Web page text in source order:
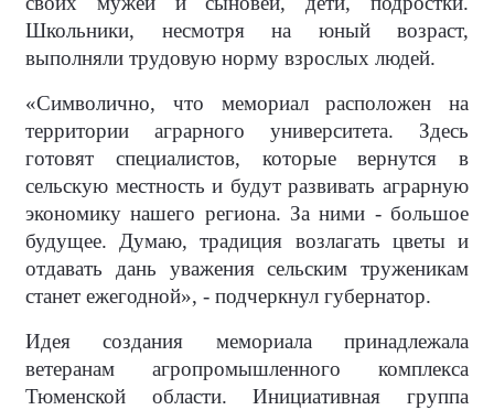
Школьники, несмотря на юный возраст,
выполняли трудовую норму взрослых людей.
«Символично, что мемориал расположен на
территории аграрного университета. Здесь
готовят специалистов, которые вернутся в
сельскую местность и будут развивать аграрную
экономику нашего региона. За ними - большое
будущее. Думаю, традиция возлагать цветы и
отдавать дань уважения сельским труженикам
станет ежегодной», - подчеркнул губернатор.
Идея создания мемориала принадлежала
ветеранам агропромышленного комплекса
Тюменской области. Инициативная группа